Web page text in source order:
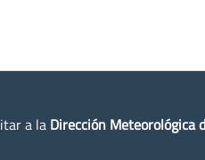
a la Dirección Meteorológica